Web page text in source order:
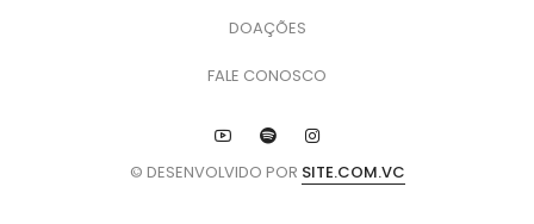
DOAÇÕES
FALE CONOSCO
© DESENVOLVIDO POR SITE.COM.VC